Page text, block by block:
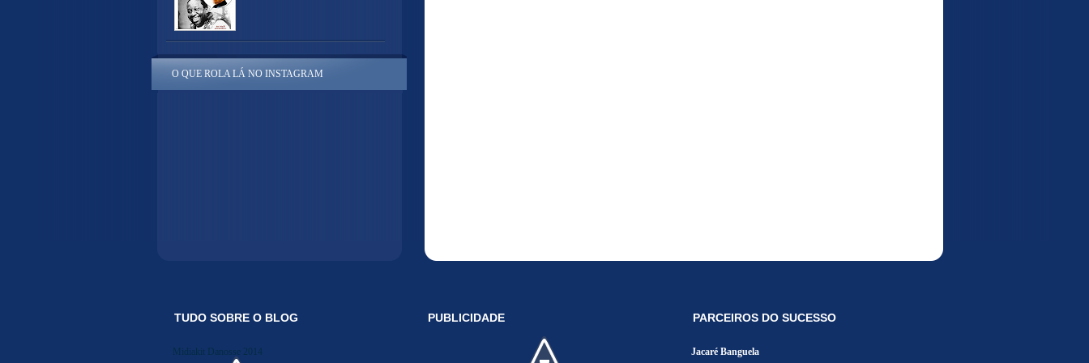
O QUE ROLA LÁ NO INSTAGRAM
TUDO SOBRE O BLOG
Midiakit Danosse 2014
PUBLICIDADE PARCEIROS DO SUCESSO
Jacaré Banguela